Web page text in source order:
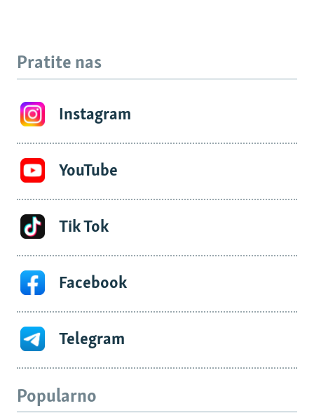
Pratite nas
Instagram
YouTube
Tik Tok
Facebook
Telegram
Popularno